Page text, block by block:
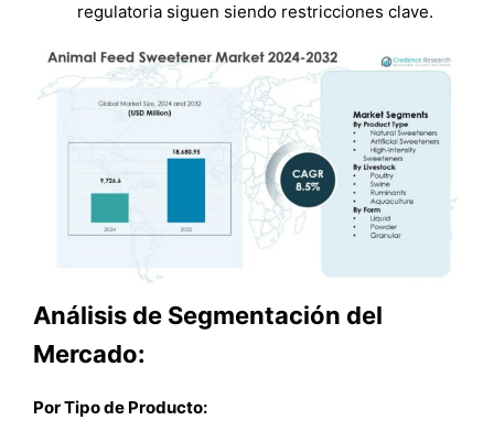
regulatoria siguen siendo restricciones clave.
Análisis de Segmentación del
Mercado:
Por Tipo de Producto: